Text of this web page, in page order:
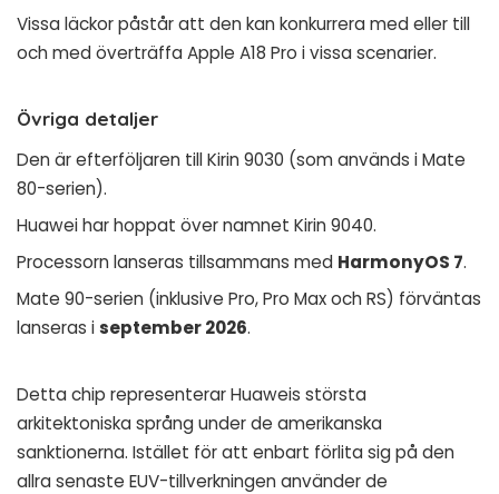
Vissa läckor påstår att den kan konkurrera med eller till
och med överträffa Apple A18 Pro i vissa scenarier.
Övriga detaljer
Den är efterföljaren till Kirin 9030 (som används i Mate
80-serien).
Huawei har hoppat över namnet Kirin 9040.
Processorn lanseras tillsammans med HarmonyOS 7.
Mate 90-serien (inklusive Pro, Pro Max och RS) förväntas
lanseras iseptember 2026.
Detta chip representerar Huaweis största
arkitektoniska språng under de amerikanska
sanktionerna. Istället för att enbart förlita sig på den
allra senaste EUV-tillverkningen använder de